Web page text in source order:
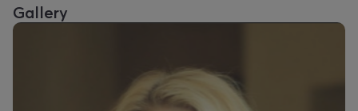
Gallery